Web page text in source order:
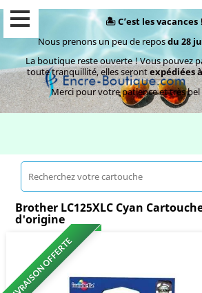
🏝️ C’est les vacances
Nous prenons un peu de reposdu 28
La boutique reste ouverte ! Vous pouvez
toute tranquillité, elles serontexpédiées
Merci pour votre patience et très
Brother LC125XLC Cyan
d'origine
LIVRAISON OFFERTE